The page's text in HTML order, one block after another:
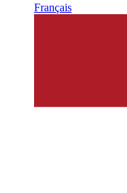
Français